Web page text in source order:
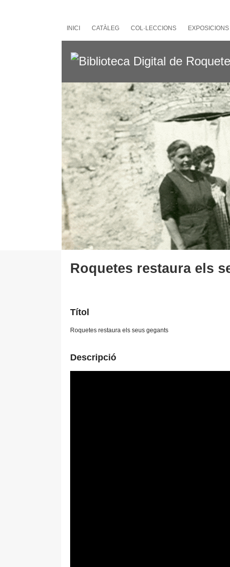
INICI CATÀLEG COL·LECCIONS EXPOSICIONS
Roquetes restaura els
Títol
Roquetes restaura els seus gegants
Descripció